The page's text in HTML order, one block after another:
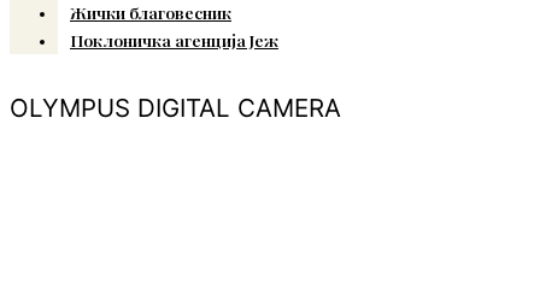
Жички благовесник
Поклоничка агенција Јеж
OLYMPUS DIGITAL CAMERA